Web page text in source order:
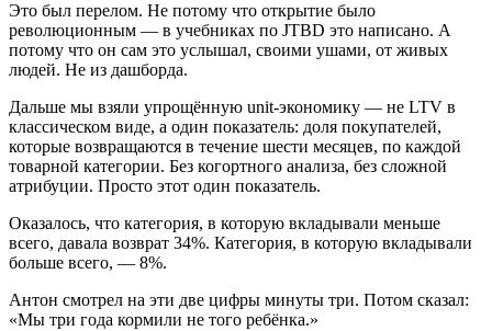
Это был перелом. Не потому что открытие было
революционным — в учебниках по JTBD это написано. А
потому что он сам это услышал, своими ушами, от живых
людей. Не из дашборда.
Дальше мы взяли упрощённую unit-экономику — не LTV в
классическом виде, а один показатель: доля покупателей,
которые возвращаются в течение шести месяцев, по каждой
товарной категории. Без когортного анализа, без сложной
атрибуции. Просто этот один показатель.
Оказалось, что категория, в которую вкладывали меньше
всего, давала возврат 34%. Категория, в которую вкладывали
больше всего, — 8%.
Антон смотрел на эти две цифры минуты три. Потом сказал:
«Мы три года кормили не того ребёнка.»